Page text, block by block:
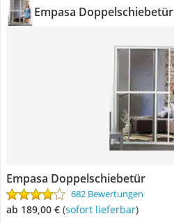
Empasa Doppelschiebetür
Empasa Doppelschiebetür
682 Bewertungen
ab 189,00 € ( Sofort lieferbar)